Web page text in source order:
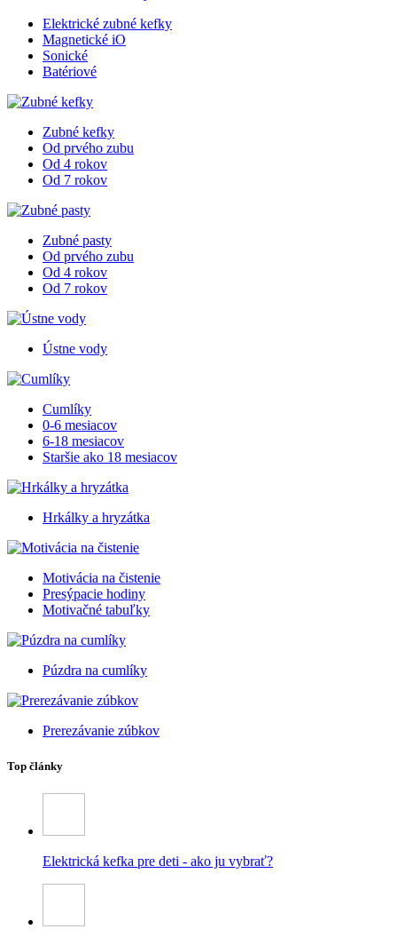
Elektrické zubné kefky
Magnetické iO
Sonické
Batériové
Zubné kefky
Od prvého zubu
Od 4 rokov
Od 7 rokov
Zubné pasty
Od prvého zubu
Od 4 rokov
Od 7 rokov
Ústne vody
Cumlíky
0-6 mesiacov
6-18 mesiacov
Staršie ako 18 mesiacov
Hrkálky a hryzátka
Motivácia na čistenie
Presýpacie hodiny
Motivačné tabuľky
Púzdra na cumlíky
Prerezávanie zúbkov
Top články
Elektrická kefka pre deti - ako ju vybrať?